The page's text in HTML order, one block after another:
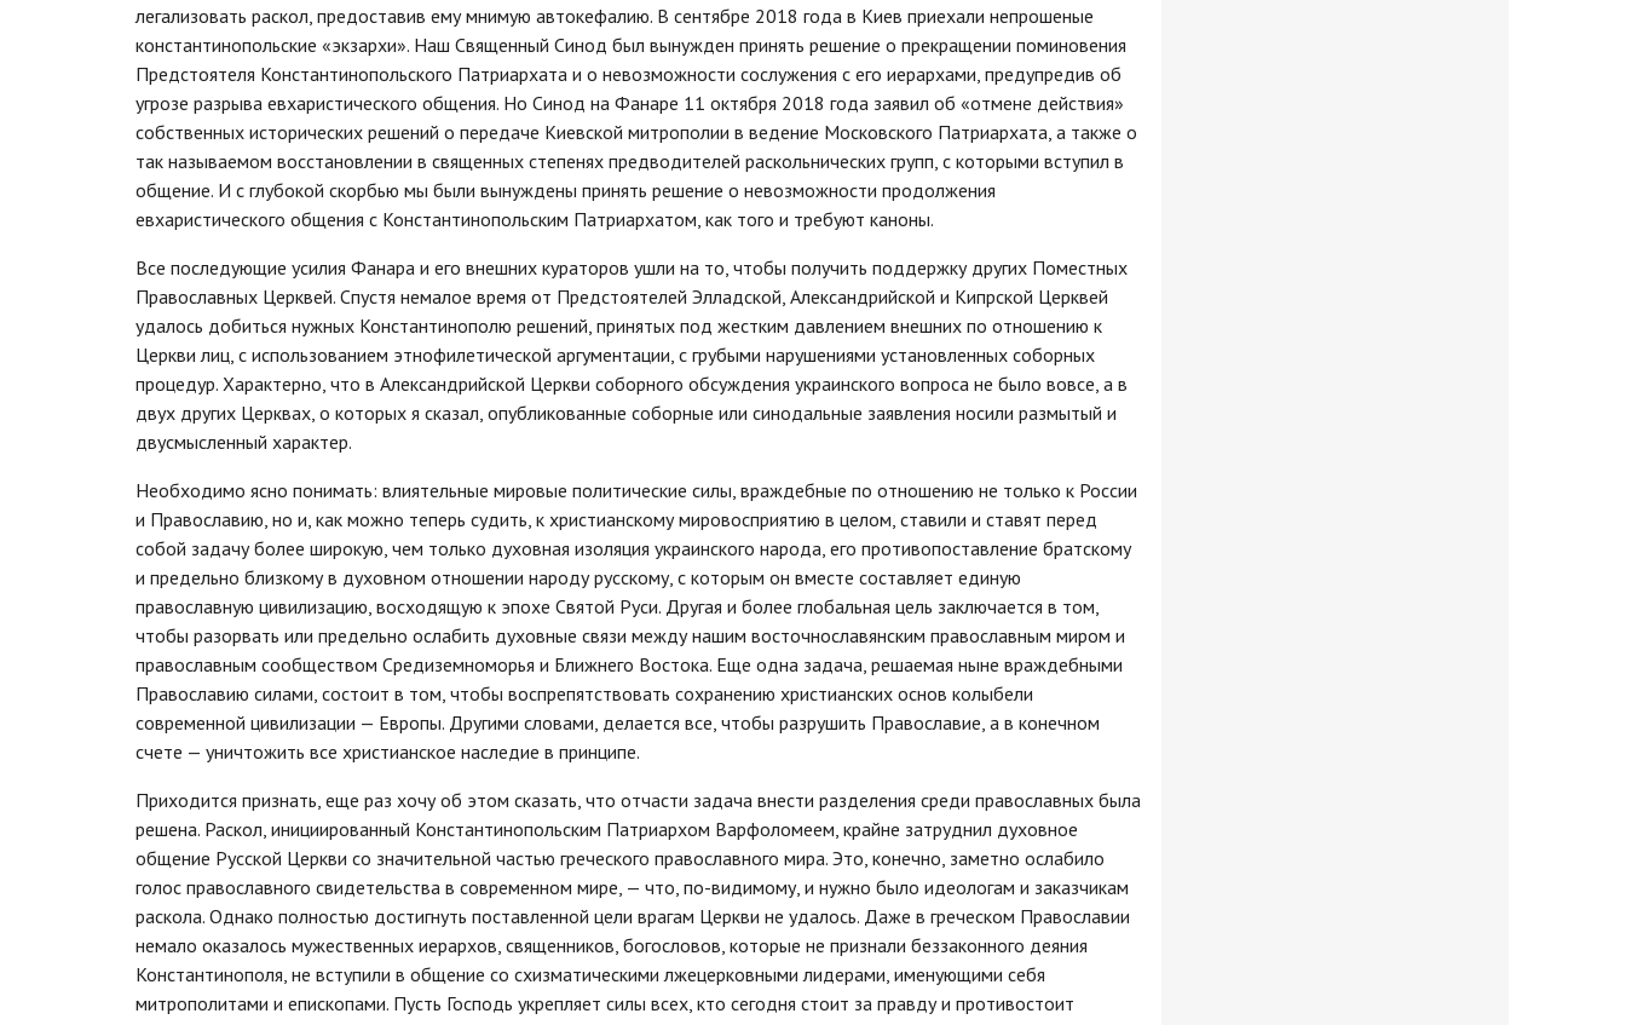
легализовать раскол, предоставив ему мнимую автокефалию. В сентябре 2018 года в Киев приехали непрошеные
константинопольские «экзархи». Наш Священный Синод был вынужден принять решение о прекращении поминовения
Предстоятеля Константинопольского Патриархата и о невозможности сослужения с его иерархами, предупредив об
угрозе разрыва евхаристического общения. Но Синод на Фанаре 11 октября 2018 года заявил об «отмене действия»
собственных исторических решений о передаче Киевской митрополии в ведение Московского Патриархата, а также о
так называемом восстановлении в священных степенях предводителей раскольнических групп, с которыми вступил в
общение. И с глубокой скорбью мы были вынуждены принять решение о невозможности продолжения
евхаристического общения с Константинопольским Патриархатом, как того и требуют каноны.
Все последующие усилия Фанара и его внешних кураторов ушли на то, чтобы получить поддержку других Поместных
Православных Церквей. Спустя немалое время от Предстоятелей Элладской, Александрийской и Кипрской Церквей
удалось добиться нужных Константинополю решений, принятых под жестким давлением внешних по отношению к
Церкви лиц, с использованием этнофилетической аргументации, с грубыми нарушениями установленных соборных
процедур. Характерно, что в Александрийской Церкви соборного обсуждения украинского вопроса не было вовсе, а в
двух других Церквах, о которых я сказал, опубликованные соборные или синодальные заявления носили размытый и
двусмысленный характер.
Необходимо ясно понимать: влиятельные мировые политические силы, враждебные по отношению не только к России
и Православию, но и, как можно теперь судить, к христианскому мировосприятию в целом, ставили и ставят перед
собой задачу более широкую, чем только духовная изоляция украинского народа, его противопоставление братскому
и предельно близкому в духовном отношении народу русскому, с которым он вместе составляет единую
православную цивилизацию, восходящую к эпохе Святой Руси. Другая и более глобальная цель заключается в том,
чтобы разорвать или предельно ослабить духовные связи между нашим восточнославянским православным миром и
православным сообществом Средиземноморья и Ближнего Востока. Еще одна задача, решаемая ныне враждебными
Православию силами, состоит в том, чтобы воспрепятствовать сохранению христианских основ колыбели
современной цивилизации — Европы. Другими словами, делается все, чтобы разрушить Православие, а в конечном
счете — уничтожить все христианское наследие в принципе.
Приходится признать, еще раз хочу об этом сказать, что отчасти задача внести разделения среди православных была
решена. Раскол, инициированный Константинопольским Патриархом Варфоломеем, крайне затруднил духовное
общение Русской Церкви со значительной частью греческого православного мира. Это, конечно, заметно ослабило
голос православного свидетельства в современном мире, — что, по-видимому, и нужно было идеологам и заказчикам
раскола. Однако полностью достигнуть поставленной цели врагам Церкви не удалось. Даже в греческом Православии
немало оказалось мужественных иерархов, священников, богословов, которые не признали беззаконного деяния
Константинополя, не вступили в общение со схизматическими лжецерковными лидерами, именующими себя
митрополитами и епископами. Пусть Господь укрепляет силы всех, кто сегодня стоит за правду и противостоит